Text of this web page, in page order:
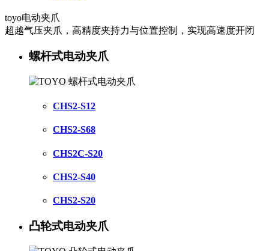
toyo电动夹爪
超越气压夹爪，高精度夹持力与位置控制，实现高速度开闭
螺杆式电动夹爪
CHS2-S12
CHS2-S68
CHS2C-S20
CHS2-S40
CHS2-S20
凸轮式电动夹爪